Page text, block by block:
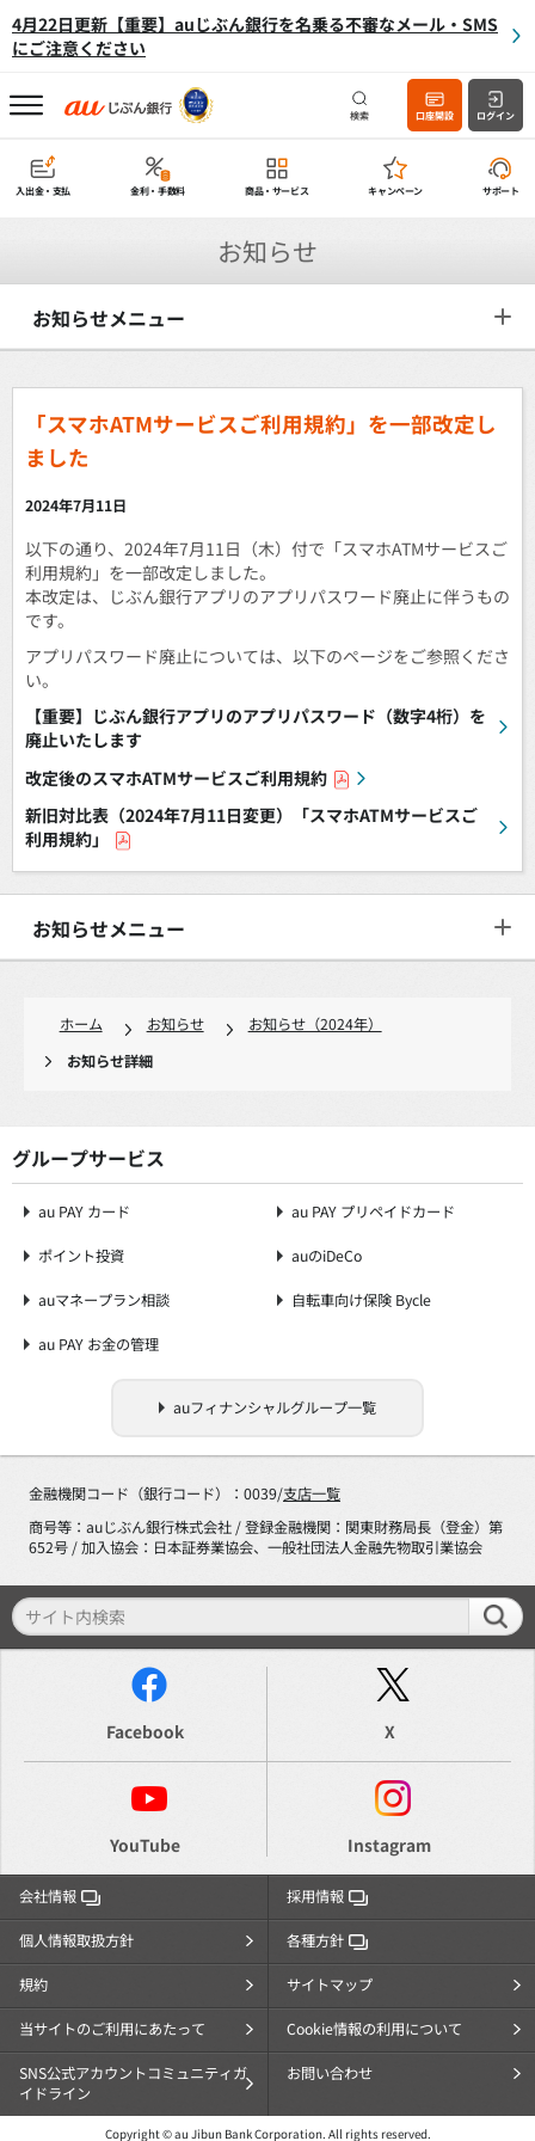
4月22日更新【重要】auじぶん銀行を名乗る不審なメール・SMS
にご注意ください
検索 口座開設 ログイン
入出金・支払 金利・手数料 商品・サービス キャンペーン サポート
お知らせ
お知らせメニュー
「スマホATMサービスご利用規約」を一部改定し
ました
2024年7月11日
以下の通り、2024年7月11日（木）付で「スマホATMサービスご
利用規約」を一部改定しました。
本改定は、じぶん銀行アプリのアプリパスワード廃止に伴うもの
です。
アプリパスワード廃止については、以下のページをご参照くださ
い。
【重要】じぶん銀行アプリのアプリパスワード（数字4桁）を
廃止いたします
改定後のスマホATMサービスご利用規約
新旧対比表（2024年7月11日変更）「スマホATMサービスご
利用規約」
お知らせメニュー
ホーム お知らせ
お知らせ（2024年）
お知らせ詳細
グループサービス
au PAY カード au PAY プリペイドカード
ポイント投資 auのiDeCo
auマネープラン相談 自転車向け保険 Bycle
au PAY お金の管理
auフィナンシャルグループ一覧
金融機関コード（銀行コード）：0039/支店一覧
商号等：auじぶん銀行株式会社 / 登録金融機関：関東財務局長（登金）第
652号 / 加入協会：日本証券業協会、一般社団法人金融先物取引業協会
Facebook X
YouTube Instagram
会社情報 採用情報
個人情報取扱方針 各種方針
規約 サイトマップ
当サイトのご利用にあたって Cookie情報の利用について
SNS公式アカウントコミュニティガ
イドライン
お問い合わせ
Copyright © au Jibun Bank Corporation. All rights reserved.